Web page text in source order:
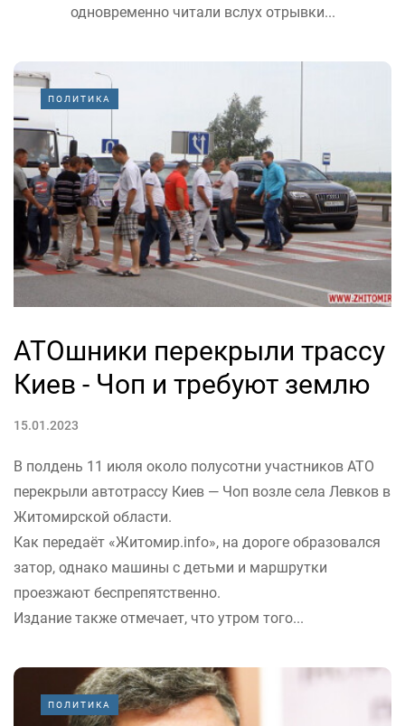
одновременно читали вслух отрывки...
ПОЛИТИКА
АТОшники перекрыли трассу
Киев - Чоп и требуют землю
15.01.2023
В полдень 11 июля около полусотни участников АТО
перекрыли автотрассу Киев — Чоп возле села Левков в
Житомирской области.
Как передаёт «Житомир.info», на дороге образовался
затор, однако машины с детьми и маршрутки
проезжают беспрепятственно.
Издание также отмечает, что утром того...
ПОЛИТИКА